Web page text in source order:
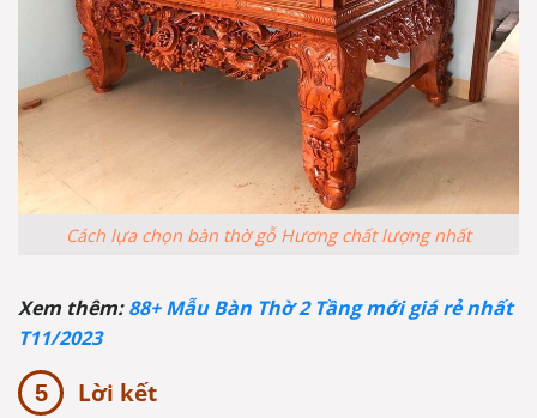
Cách lựa chọn bàn thờ gỗ Hương chất lượng nhất
Xem thêm:88+ Mẫu Bàn Thờ 2 Tầng mới giá rẻ nhất
T11/2023
Lời kết